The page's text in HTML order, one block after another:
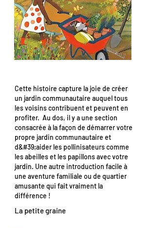
Cette histoire capture la joie de créer
un jardin communautaire auquel tous
les voisins contribuent et peuvent en
profiter. Au dos, il y a une section
consacrée à la façon de démarrer votre
propre jardin communautaire et
d&#39;aider les pollinisateurs comme
les abeilles et les papillons avec votre
jardin. Une autre introduction facile à
une aventure familiale ou de quartier
amusante qui fait vraiment la
différence !
La petite graine